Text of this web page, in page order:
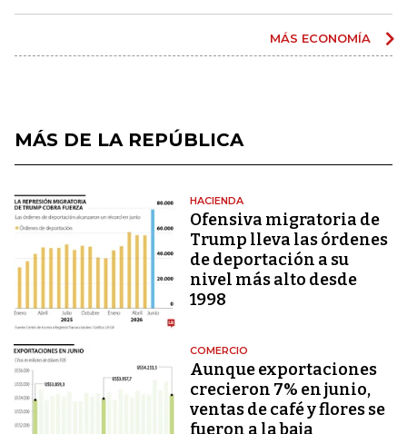
MÁS ECONOMÍA
MÁS DE LA REPÚBLICA
HACIENDA
Ofensiva migratoria de
Trump lleva las órdenes
de deportación a su
nivel más alto desde
1998
COMERCIO
Aunque exportaciones
crecieron 7% en junio,
ventas de café y flores se
fueron a la baja